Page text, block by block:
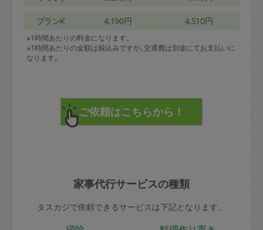
プランK 4,190円 4,510円
※1時間あたりの料金になります。
※1時間あたりの金額は税込みですが､交通費は別途にてお支払いに
なります｡
家事代行サービスの種類
タスカジで依頼できるサービスは下記となります。